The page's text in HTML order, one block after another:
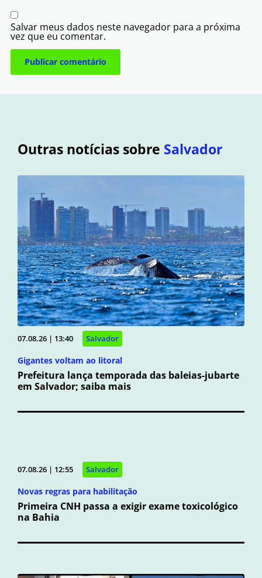
Salvar meus dados neste navegador para a próxima
vez que eu comentar.
Outras notícias sobre Salvador
07.08.26 | 13:40 Salvador
Gigantes voltam ao litoral
Prefeitura lança temporada das baleias-jubarte
em Salvador; saiba mais
07.08.26 | 12:55 Salvador
Novas regras para habilitação
Primeira CNH passa a exigir exame toxicológico
na Bahia